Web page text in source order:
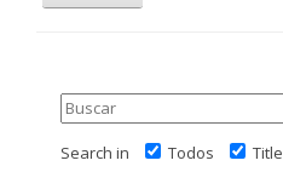
Search in
Todos Title